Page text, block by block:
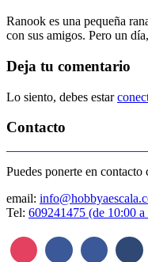
Ranook es una pequeña
con sus amigos. Pero un
Deja tu comentario
Lo siento, debes estar
Contacto
Puedes ponerte en
email:
Tel: 609241475 (de 10:00